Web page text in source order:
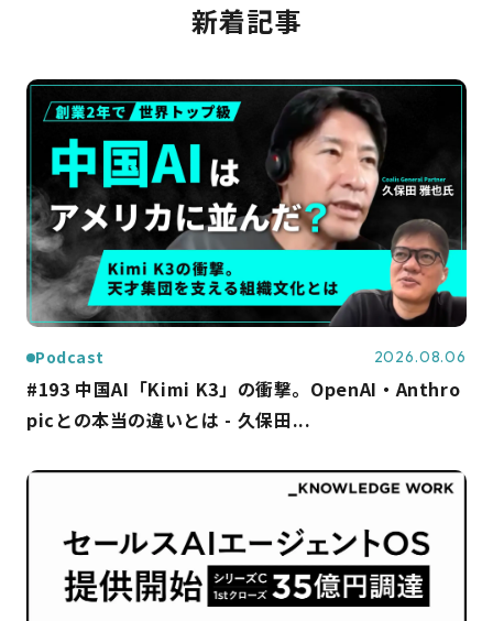
新着記事
Podcast 2026.08.06
#193 中国AI「Kimi K3」の衝撃。OpenAI・Anthro
picとの本当の違いとは - 久保田...